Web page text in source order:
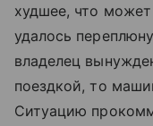
худшее, что
удалось
владелец
поездкой, то
Ситуацию